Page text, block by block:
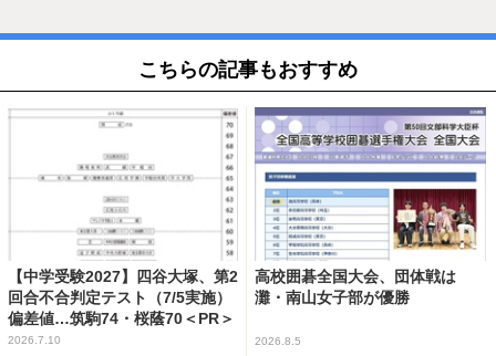
こちらの記事もおすすめ
【中学受験2027】四谷大塚、第2
回合不合判定テスト（7/5実施）
偏差値…筑駒74・桜蔭70＜PR＞
2026.7.10
高校囲碁全国大会、団体戦は
灘・南山女子部が優勝
2026.8.5